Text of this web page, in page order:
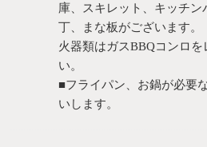
庫、スキレット、キッチン
丁、まな板がございます。
⽕器類はガスBBQコンロを
い。
■フライパン、お鍋が必要
いします。